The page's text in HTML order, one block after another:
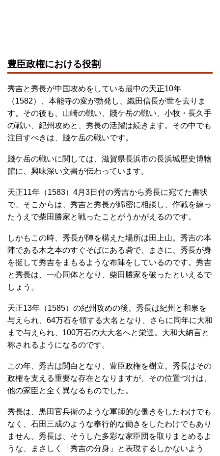
豊臣政権における役割
秀吉と秀長が中国攻めをしている最中の天正10年
（1582）、本能寺の変が勃発し、織田信長が世を去りま
す。その後も、山崎の戦い、賤ケ岳の戦い、小牧・長久手
の戦い、紀州攻めと、秀長の活躍は続きます。その中でも
注目すべきは、賤ケ岳の戦いです。
賤ケ岳の戦いに関しては、滋賀県長浜市の長浜城歴史博物
館に、興味深い文書が伝わっています。
天正11年（1583）4月3日付の秀吉から秀長に宛てた書状
で、そこからは、秀吉と秀長が綿密に相談し、作戦を練っ
たうえで柴田勝家と戦ったことがうかがえるのです。
しかもこの時、秀長が陣を構えた場所は田上山。秀吉の本
陣である木之本のすぐそばにある砦で、まさに、秀長が身
を挺して秀吉をまもるような布陣をしているのです。秀吉
と秀長は、一心同体となり、柴田勝家を破ったといえるで
しょう。
天正13年（1585）の紀州攻めの後、秀長は紀州と和泉を
与えられ、64万石を領する大名となり、さらに同年に大和
まで与えられ、100万石の大大名へと栄達。大和大納言と
称されるようになるのです。
この年、秀吉は関白となり、豊臣政権を樹立。秀長はその
政権を支える重要な存在となりますが、その位置づけは、
他の家臣と全く異なるものでした。
秀長は、黒田官兵衛のような軍師的な働きをしたわけでも
なく、石田三成のような奉行的な働きをしたわけでもあり
ません。秀長は、そうした多彩な家臣団を取りまとめるよ
うな、まさしく「秀吉の分身」と表現するしかないよう